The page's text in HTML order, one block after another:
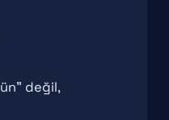
değil,